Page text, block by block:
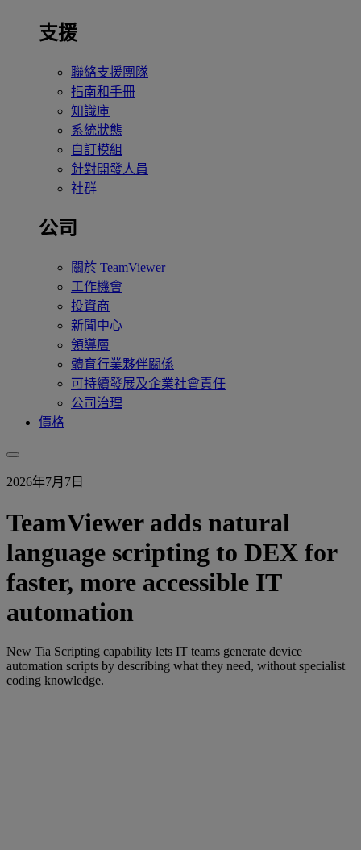
支援
聯絡支援團隊
指南和手冊
知識庫
系統狀態
自訂模組
針對開發人員
社群
公司
關於 TeamViewer
工作機會
投資商
新聞中心
領導層
體育行業夥伴關係
可持續發展及企業社會責任
公司治理
價格
2026年7月7日
TeamViewer adds natural
language scripting to DEX for
faster, more accessible IT
automation
New Tia Scripting capability lets IT teams generate device
automation scripts by describing what they need, without specialist
coding knowledge.